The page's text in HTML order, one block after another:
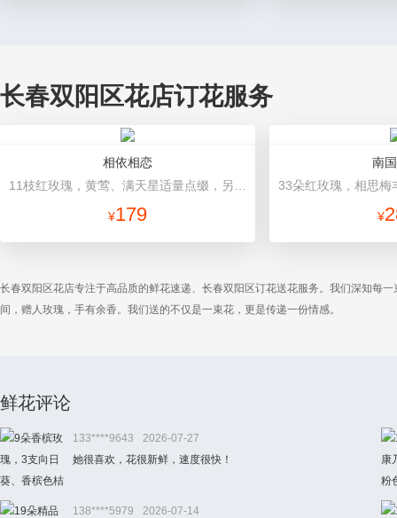
长春双阳区花店订花服务
相依相恋
¥179
南
¥
长春双阳区花店专注于高品质的鲜花速递、长春双阳区订花送花服务。我们深知每
间，赠人玫瑰，手有余香。我们送的不仅是一束花，更是传递一份情感。
鲜花评论
133****9643
2026-07-27
她很喜欢，花很新鲜，速度很快！
138****5979
2026-07-14